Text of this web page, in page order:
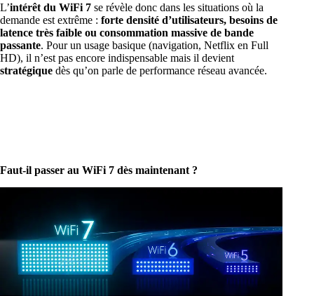
L’intérêt du WiFi 7 se révèle donc dans les situations où la
demande est extrême : forte densité d’utilisateurs, besoins de
latence très faible ou consommation massive de bande
passante. Pour un usage basique (navigation, Netflix en Full
HD), il n’est pas encore indispensable mais il devient
stratégique dès qu’on parle de performance réseau avancée.
Faut-il passer au WiFi 7 dès maintenant ?